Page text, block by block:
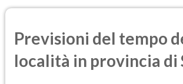
Previsioni del tempo
località in provincia di